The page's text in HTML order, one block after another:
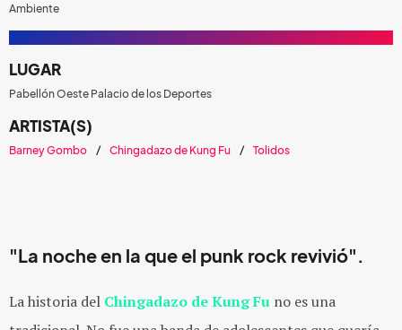
Ambiente
LUGAR
Pabellón Oeste Palacio de los Deportes
ARTISTA(S)
Barney Gombo Chingadazo de Kung Fu Tolidos
"La noche en la que el punk rock revivió".
La historia del Chingadazo de Kung Fu no es una